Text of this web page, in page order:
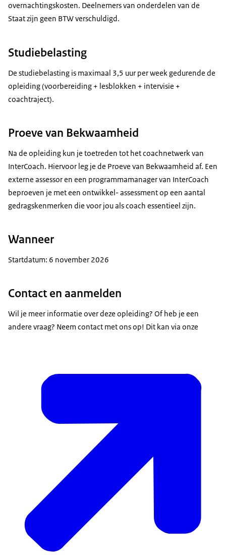
overnachtingskosten. Deelnemers van onderdelen van de
Staat zijn geen BTW verschuldigd.
Studiebelasting
De studiebelasting is maximaal 3,5 uur per week gedurende de
opleiding (voorbereiding + lesblokken + intervisie +
coachtraject).
Proeve van Bekwaamheid
Na de opleiding kun je toetreden tot het coachnetwerk van
InterCoach. Hiervoor leg je de Proeve van Bekwaamheid af. Een
externe assessor en een programmamanager van InterCoach
beproeven je met een ontwikkel- assessment op een aantal
gedragskenmerken die voor jou als coach essentieel zijn.
Wanneer
Startdatum: 6 november 2026
Contact en aanmelden
Wil je meer informatie over deze opleiding? Of heb je een
andere vraag? Neem contact met ons op! Dit kan via onze